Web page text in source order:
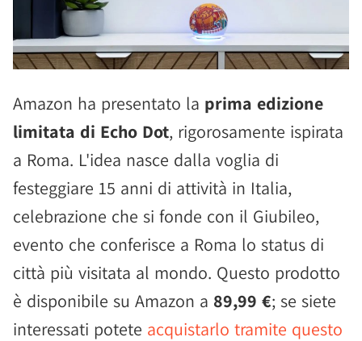
Amazon ha presentato la prima edizione
limitata di Echo Dot, rigorosamente ispirata
a Roma. L'idea nasce dalla voglia di
festeggiare 15 anni di attività in Italia,
celebrazione che si fonde con il Giubileo,
evento che conferisce a Roma lo status di
città più visitata al mondo. Questo prodotto
è disponibile su Amazon a 89,99 €; se siete
interessati potete acquistarlo tramite questo